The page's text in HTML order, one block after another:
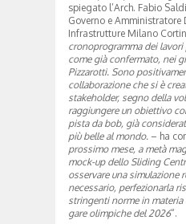
spiegato l’Arch. Fabio
Governo e Amministratore
Infrastrutture Milano
cronoprogramma dei
come già confermato, nei
Pizzarotti. Sono
collaborazione che si è
stakeholder, segno della
raggiungere un obiettivo
pista da bob, già
più belle al mondo. – ha
prossimo mese, a metà
mock-up dello Sliding
osservare una simulazione
necessario, perfezionarla
stringenti norme in materia
gare olimpiche del 2026“.